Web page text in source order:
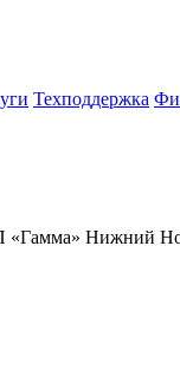
Техподдержка
Нижний